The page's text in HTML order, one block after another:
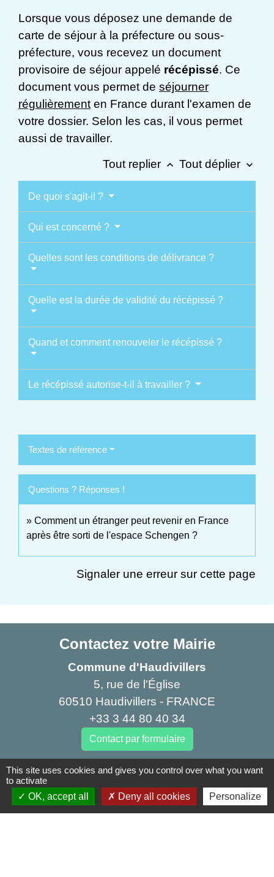
Lorsque vous déposez une demande de
carte de séjour à la préfecture ou sous-
préfecture, vous recevez un document
provisoire de séjour appelé récépissé. Ce
document vous permet de séjourner
régulièrement en France durant l'examen de
votre dossier. Selon les cas, il vous permet
aussi de travailler.
Tout replier keyboard_arrow_up Tout déplier keyboard_arrow_down
De quoi s'agit-il ?
Qui est concerné ?
Quelles sont les conditions de délivrance ?
Quelle est la durée de validité du récépissé ?
Quand et comment renouveler le récépissé ?
Le récépissé autorise-t-il à travailler ?
Textes de référence
Questions ? Réponses !
Comment un étranger peut revenir en France
après être sorti de l'espace Schengen ?
Signaler une erreur sur cette page
Contactez votre Mairie
Commune d'Haudivillers
5, rue de l'Église
60510 Haudivillers - FRANCE
+33 3 44 80 40 34
Contact par formulaire
Liens
Oise mobilité
This site uses cookies and gives you control over what you want
to activate
OK, accept all
Deny all cookies Personalize